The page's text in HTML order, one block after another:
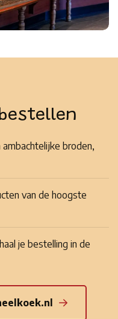
broden,
van de hoogste
je bestelling in de